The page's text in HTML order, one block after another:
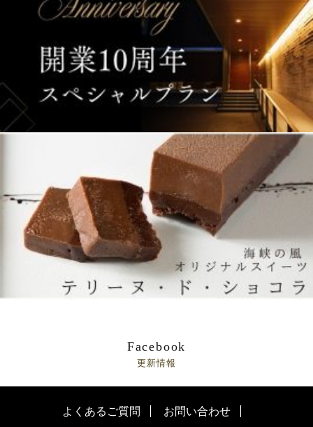
Facebook
更新情報
よくあるご質問
お問い合わせ